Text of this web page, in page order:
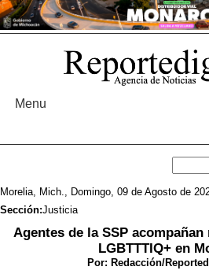
Menu
Morelia, Mich., Domingo, 09 de Agosto de
Sección:Justicia
Agentes de la SSP
LGBTTTIQ+ en
Por: Redacción/